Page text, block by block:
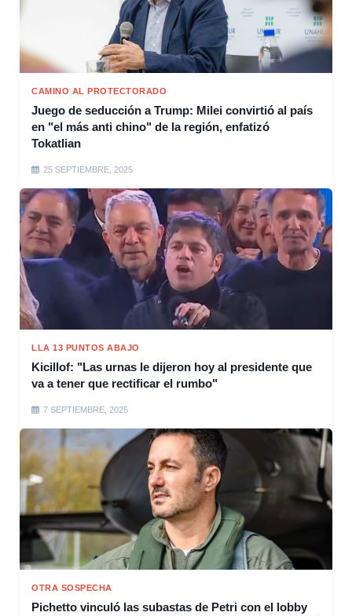
CAMINO AL PROTECTORADO
Juego de seducción a Trump: Milei convirtió al país
en "el más anti chino" de la región, enfatizó
Tokatlian
25 SEPTIEMBRE, 2025
LLA 13 PUNTOS ABAJO
Kicillof: "Las urnas le dijeron hoy al presidente que
va a tener que rectificar el rumbo"
7 SEPTIEMBRE, 2025
OTRA SOSPECHA
Pichetto vinculó las subastas de Petri con el lobby